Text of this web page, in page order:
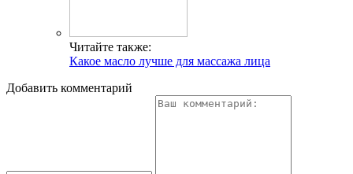
Читайте также:
Какое масло лучше для массажа лица
Добавить комментарий